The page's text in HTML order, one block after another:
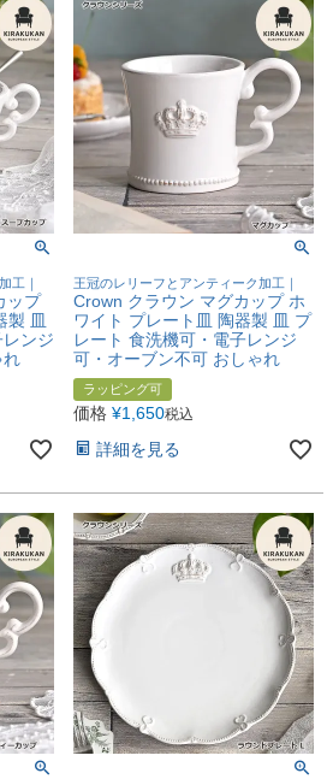
工｜
ップ
製 皿
ンジ
れ
王冠のレリーフとアンティーク加工｜
Crown クラウン マグカップ ホ
ワイト プレート皿 陶器製 皿 プ
レート 食洗機可・電子レンジ
可・オーブン不可 おしゃれ
ラッピング可
価格 ¥1,650税込
詳細を見る